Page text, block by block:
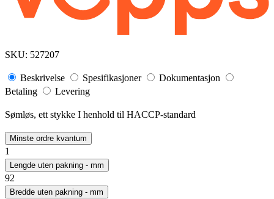
SKU: 527207
Beskrivelse Spesifikasjoner
Dokumentasjon
Betaling
Levering
Sømløs, ett stykke I henhold til HACCP-standard
Minste ordre kvantum
1
Lengde uten pakning - mm
92
Bredde uten pakning - mm